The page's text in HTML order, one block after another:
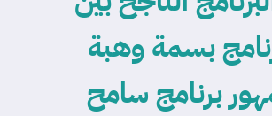
بسمة وهبة
برنامج سامح